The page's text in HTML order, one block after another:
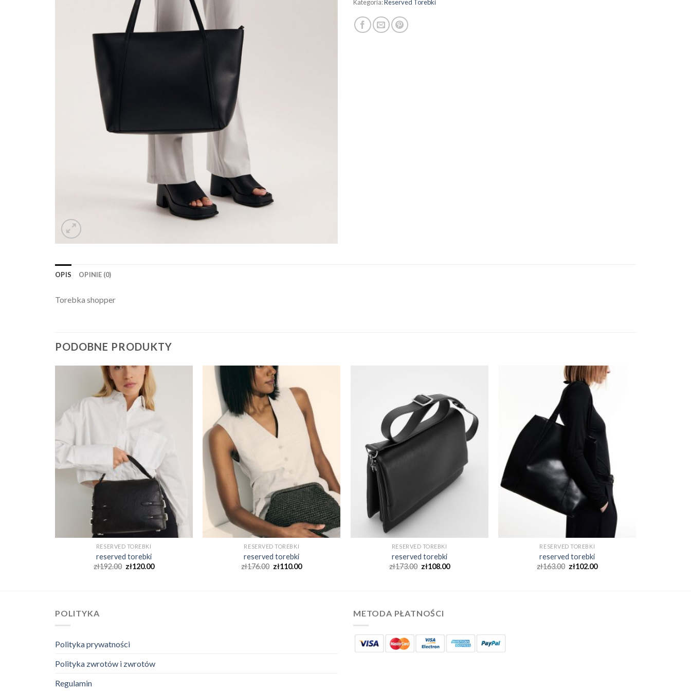
Kategoria:Reserved Torebki
OPIS OPINIE (0)
Torebka shopper
PODOBNE PRODUKTY
RESERVED TOREBKI
reserved torebki
zł192.00 zł120.00
RESERVED TOREBKI
reserved torebki
zł176.00 zł110.00
RESERVED TOREBKI
reserved torebki
zł173.00 zł108.00
RESERVED TOREBKI
reserved torebki
zł163.00 zł102.00
POLITYKA
Polityka prywatności
Polityka zwrotów i zwrotów
Regulamin
METODA PŁATNOŚCI